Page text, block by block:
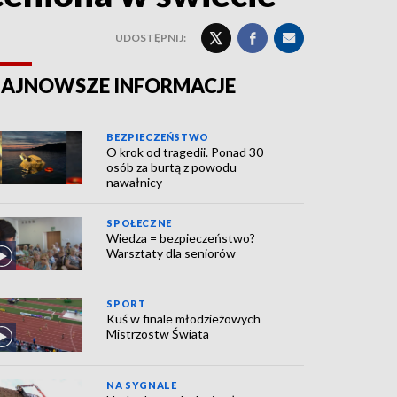
UDOSTĘPNIJ:
INFORMACJE
BEZPIECZEŃSTWO
O krok od tragedii. Ponad 30
osób za burtą z powodu
nawałnicy
SPOŁECZNE
Wiedza = bezpieczeństwo?
Warsztaty dla seniorów
SPORT
Kuś w finale młodzieżowych
Mistrzostw Świata
NA SYGNALE